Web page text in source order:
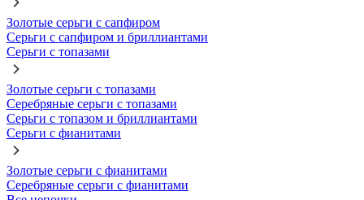
Золотые серьги с сапфиром
Серьги с сапфиром и бриллиантами
Серьги с топазами
Золотые серьги с топазами
Серебряные серьги с топазами
Серьги с топазом и бриллиантами
Серьги с фианитами
Золотые серьги с фианитами
Серебряные серьги с фианитами